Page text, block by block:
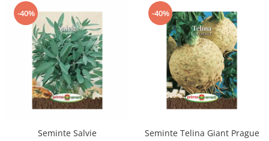
-40%
Seminte Salvie
-40%
Seminte Telina Giant Prague